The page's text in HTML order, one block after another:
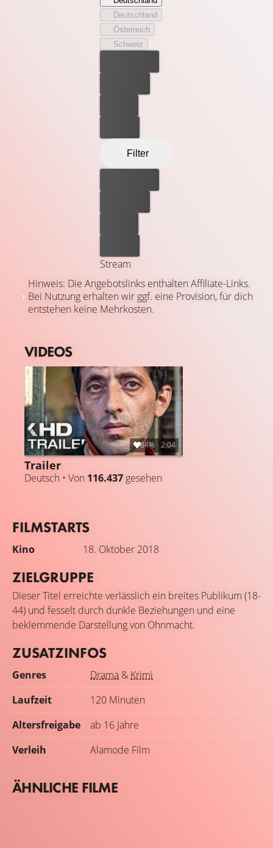
tyrannisiert. Nach und nach drängt sich der soeben aus
dem Gefängnis entlassene Mafioso auch in Marcellos
Leben und bedroht dessen Existenz. Fest entschlossen,
seine Würde zurückzugewinnen, schmiedet Marcello
Deutschland
Österreich
Schweiz
Filter
Stream
Hinweis: Die Angebotslinks enthalten Affiliate-Links.
Bei Nutzung erhalten wir ggf. eine Provision, für dich
entstehen keine Mehrkosten.
VIDEOS
84% 2:04
Trailer
Deutsch • Von 116.437 gesehen
FILMSTARTS
Kino 18. Oktober 2018
ZIELGRUPPE
Dieser Titel erreichte verlässlich ein breites Publikum (18-
44) und fesselt durch dunkle Beziehungen und eine
beklemmende Darstellung von Ohnmacht.
ZUSATZINFOS
Genres Drama & Krimi
Laufzeit
120 Minuten
Altersfreigabe
ab 16 Jahre
Verleih
Alamode Film
ÄHNLICHE FILME